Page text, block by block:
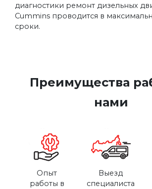
диагностики ремонт дизельных
Cummins проводится в
сроки.
Преимущества
нами
Опыт
работы в
Выезд
специалиста